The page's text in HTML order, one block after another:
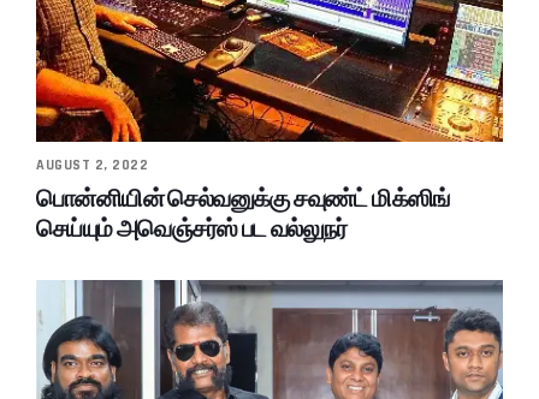
AUGUST 2, 2022
பொன்னியின் செல்வனுக்கு சவுண்ட் மிக்ஸிங்
செய்யும் அவெஞ்சர்ஸ் பட வல்லுநர்